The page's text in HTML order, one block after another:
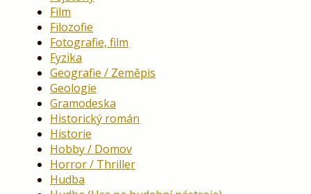
Film
Filozofie
Fotografie, film
Fyzika
Geografie / Zeměpis
Geologie
Gramodeska
Historický román
Historie
Hobby / Domov
Horror / Thriller
Hudba